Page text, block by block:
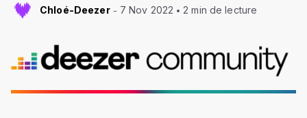
Chloé-Deezer 7 Nov 2022 2 min de lecture